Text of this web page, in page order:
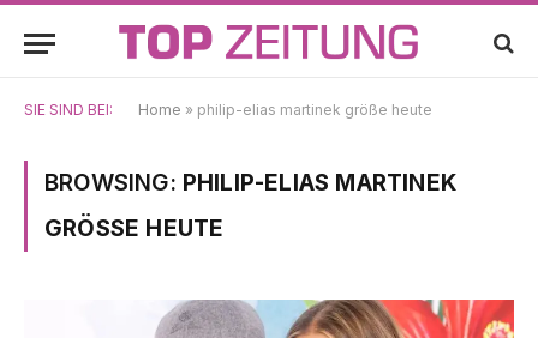
SIE SIND BEI: Home » philip-elias martinek größe heute
BROWSING: PHILIP-ELIAS MARTINEK
GRÖSSE HEUTE